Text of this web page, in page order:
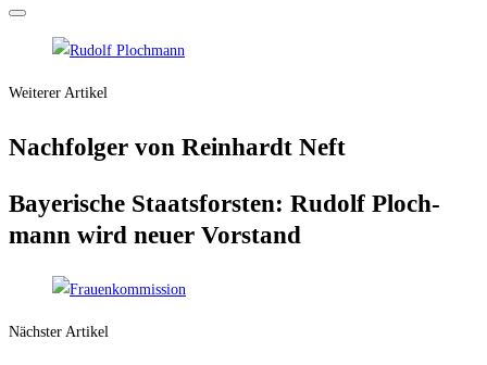
Weiterer Artikel
Nach­fol­ger von Rein­hardt Neft
Baye­ri­sche Staats­fors­ten: Rudolf Ploch­
mann wird neu­er Vorstand
Nächster Artikel